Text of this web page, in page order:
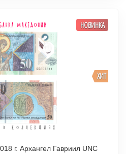
ХИТ
НОВИНКА
г. Архангел Гавриил UNC